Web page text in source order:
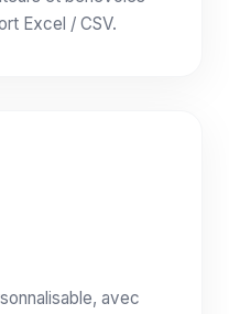
Excel / CSV.
avec